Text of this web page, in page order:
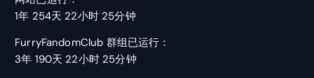
1年 254天 22小时 25分钟
FurryFandomClub 群组已运行：
3年 190天 22小时 25分钟